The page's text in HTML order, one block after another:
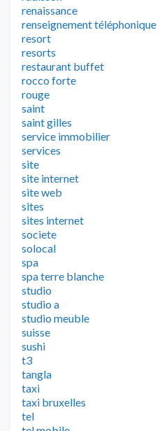
renaissance
renseignement téléphonique
resort
resorts
restaurant buffet
rocco forte
rouge
saint
saint gilles
service immobilier
services
site
site internet
site web
sites
sites internet
societe
solocal
spa
spa terre blanche
studio
studio a
studio meuble
suisse
sushi
t3
tangla
taxi
taxi bruxelles
tel